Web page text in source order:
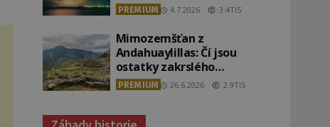
PREMIUM 4.7.2026 3.4TIS
Mimozemšťan z
Andahuaylillas: Čí jsou
ostatky zakrslého
stvoření s ohromnou
lebkou?
PREMIUM 26.6.2026 2.9TIS